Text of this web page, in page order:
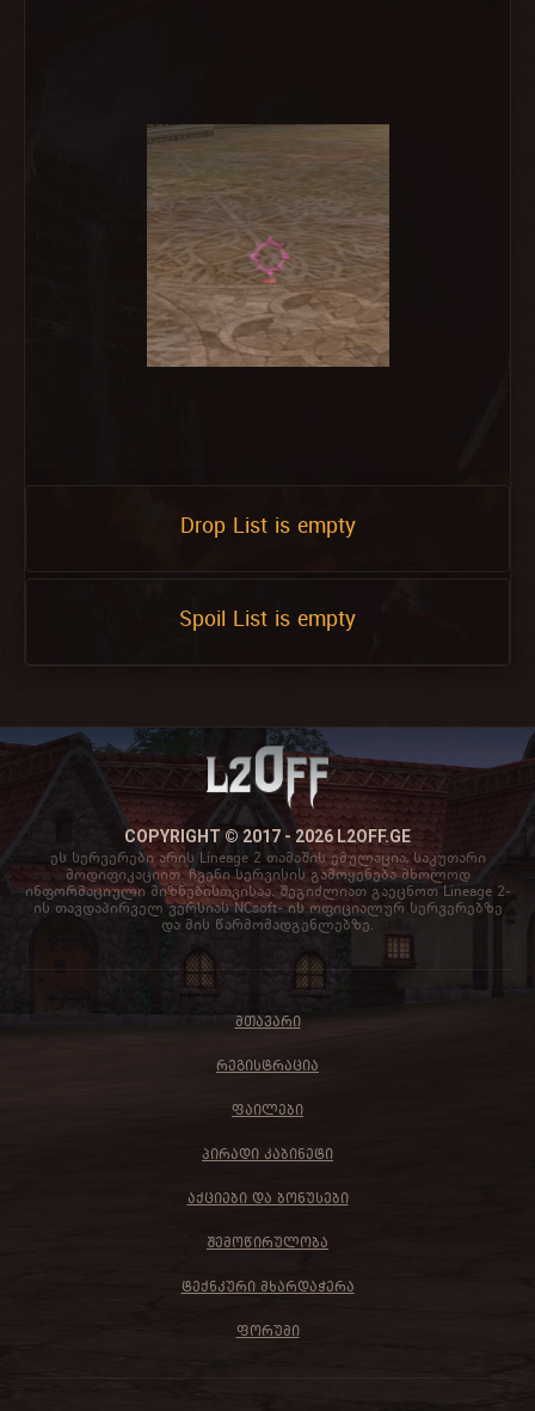
Drop List is empty
Spoil List is empty
COPYRIGHT © 2017 - 2026 L2OFF.GE
ეს სერვერები არის Lineage 2 თამაშის ემულაცია, საკუთარი
მოდიფიკაციით. ჩვენი სერვისის გამოყენება მხოლოდ
ინფორმაციული მიზნებისთვისაა. შეგიძლიათ გაეცნოთ Lineage 2-
ის თავდაპირველ ვერსიას NCsoft- ის ოფიციალურ სერვერებზე
და მის წარმომადგენლებზე.
ᲛᲗᲐᲕᲐᲠᲘ
ᲠᲔᲒᲘᲡᲢᲠᲐᲪᲘᲐ
ᲤᲐᲘᲚᲔᲑᲘ
ᲞᲘᲠᲐᲓᲘ ᲙᲐᲑᲘᲜᲔᲢᲘ
ᲐᲥᲪᲘᲔᲑᲘ ᲓᲐ ᲑᲝᲜᲣᲡᲔᲑᲘ
ᲨᲔᲛᲝᲬᲘᲠᲣᲚᲝᲑᲐ
ᲢᲔᲥᲜᲙᲣᲠᲘ ᲛᲮᲐᲠᲓᲐᲭᲔᲠᲐ
ᲤᲝᲠᲣᲛᲘ